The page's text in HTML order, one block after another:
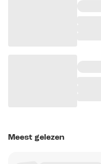
Meest gelezen